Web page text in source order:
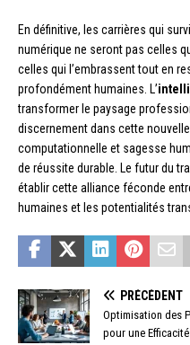
En définitive, les carrières qui
numérique ne seront pas celles
celles qui l’embrassent tout en
profondément humaines. L’
transformer le paysage
discernement dans cette
computationnelle et sagesse
de réussite durable. Le futur du
établir cette alliance féconde
humaines et les potentialités
PRÉCÉDENT
Optimisation des
pour une